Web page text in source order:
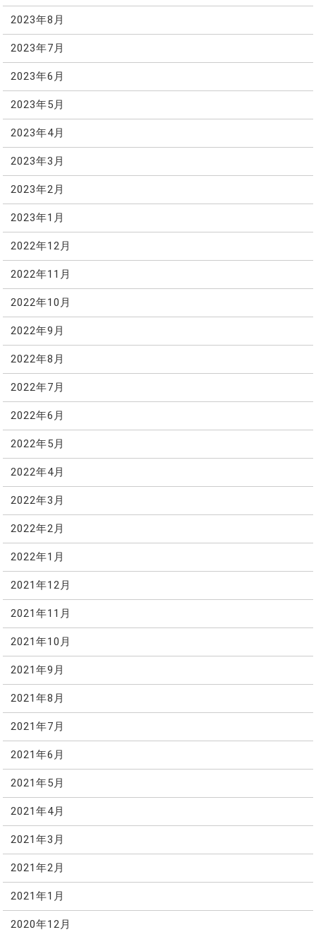
2023年8月
2023年7月
2023年6月
2023年5月
2023年4月
2023年3月
2023年2月
2023年1月
2022年12月
2022年11月
2022年10月
2022年9月
2022年8月
2022年7月
2022年6月
2022年5月
2022年4月
2022年3月
2022年2月
2022年1月
2021年12月
2021年11月
2021年10月
2021年9月
2021年8月
2021年7月
2021年6月
2021年5月
2021年4月
2021年3月
2021年2月
2021年1月
2020年12月